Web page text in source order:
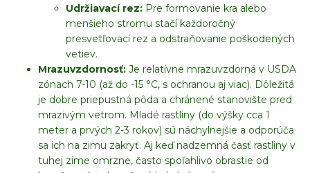
Udržiavací rez: Pre formovanie kra alebo
menšieho stromu stačí každoročný
presvetľovací rez a odstraňovanie poškodených
vetiev.
Mrazuvzdornosť: Je relatívne mrazuvzdorná v USDA
zónach 7-10 (až do -15 °C, s ochranou aj viac). Dôležitá
je dobre priepustná pôda a chránené stanovište pred
mrazivým vetrom. Mladé rastliny (do výšky cca 1
meter a prvých 2-3 rokov) sú náchylnejšie a odporúča
sa ich na zimu zakryť. Aj keď nadzemná časť rastliny v
tuhej zime omrzne, často spoľahlivo obrastie od